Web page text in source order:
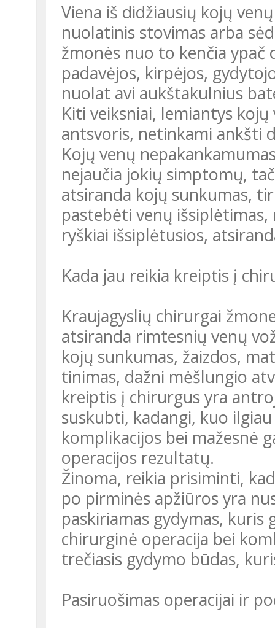
Viena iš didžiausių kojų
nuolatinis stovimas arba
žmonės nuo to kenčia
padavėjos, kirpėjos,
nuolat avi aukštakulnius
Kiti veiksniai, lemiantys
antsvoris, netinkami ankšti
Kojų venų
nejaučia jokių simptomų,
atsiranda kojų sunkumas,
pastebėti venų
ryškiai išsiplėtusios,
Kada jau reikia kreiptis į
Kraujagyslių chirurgai
atsiranda rimtesnių venų
kojų sunkumas, žaizdos,
tinimas, dažni mėšlungio
kreiptis į chirurgus yra
suskubti, kadangi, kuo
komplikacijos bei mažesnė
operacijos rezultatų.
Žinoma, reikia prisiminti,
po pirminės apžiūros yra
paskiriamas gydymas,
chirurginė operacija bei
trečiasis gydymo būdas,
Pasiruošimas operacijai ir